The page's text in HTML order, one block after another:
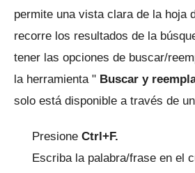
permite una vista clara de la hoja
recorre los resultados de la
tener las opciones de buscar/
la herramienta " Buscar y
solo está disponible a través de
Presione Ctrl+F.
Escriba la palabra/frase en el